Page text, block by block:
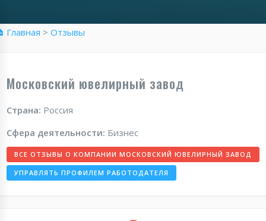
Главная > Отзывы
Московский ювелирный завод
Страна: Россия
Сфера деятельности: Бизнес
ВСЕ ОТЗЫВЫ О КОМПАНИИ МОСКОВСКИЙ ЮВЕЛИРНЫЙ ЗАВОД
УПРАВЛЯТЬ ПРОФИЛЕМ РАБОТОДАТЕЛЯ